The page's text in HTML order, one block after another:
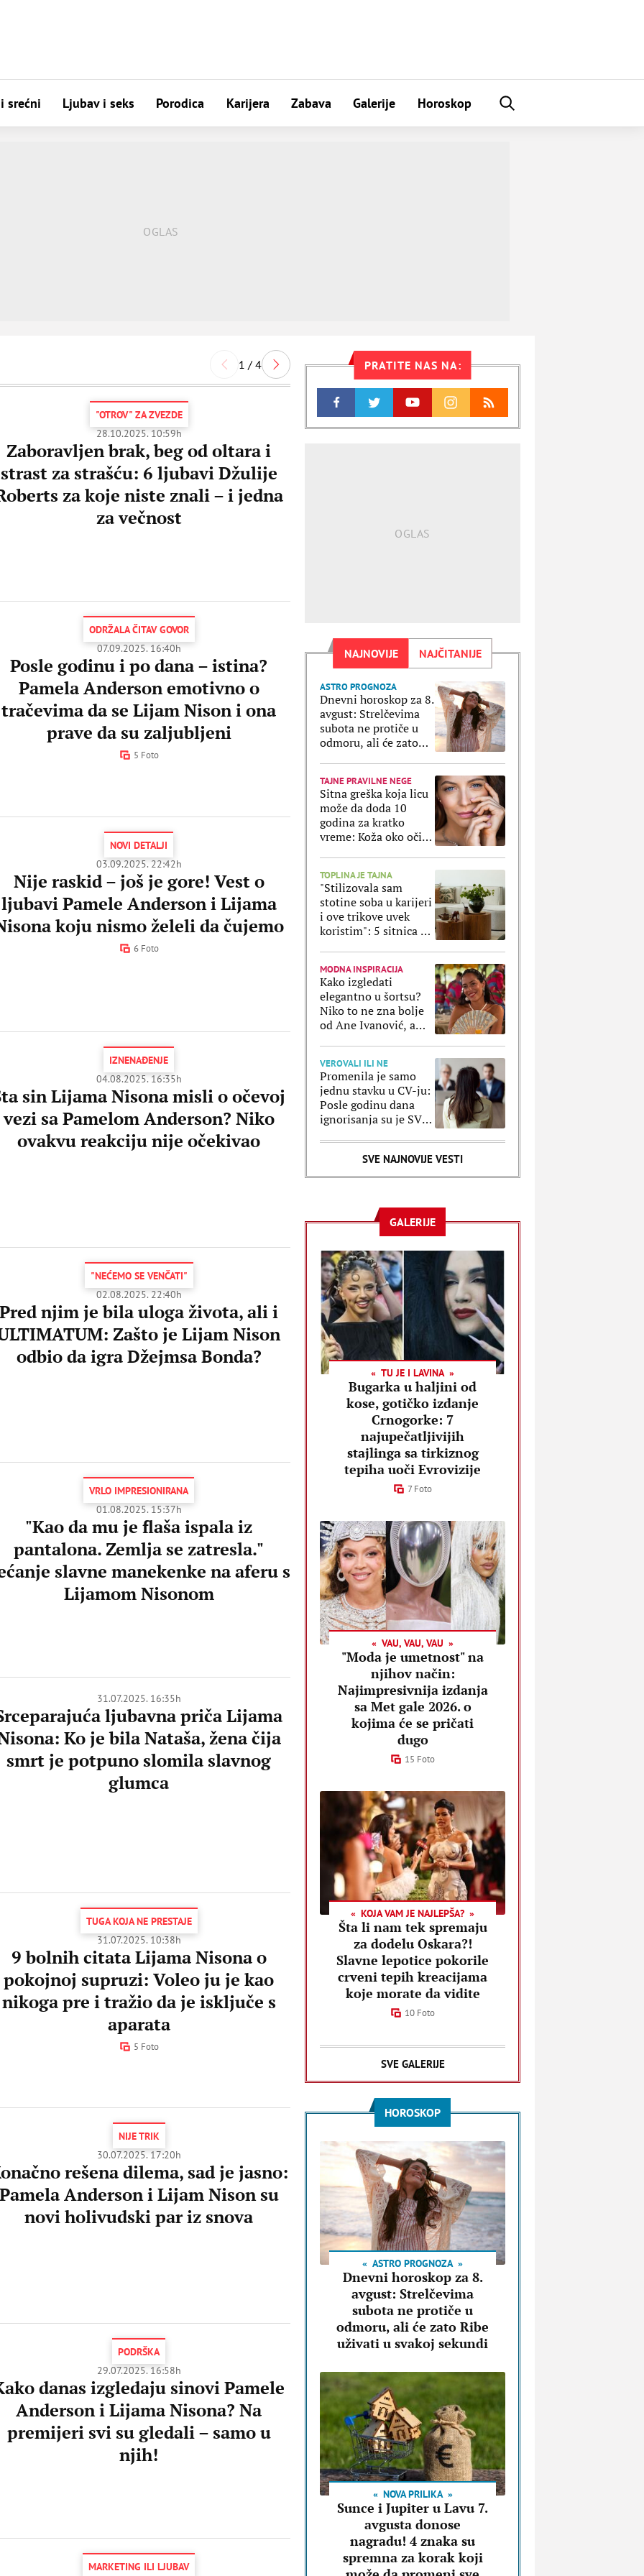
srećni Ljubav i seks Porodica Karijera Zabava Galerije Horoskop
1 / 4
"OTROV" ZA ZVEZDE
28.10.2025. 10:59h
Zaboravljen brak, beg od oltara i
strast za strašću: 6 ljubavi Džulije
za koje niste znali – i jedna
za večnost
ODRŽALA ČITAV GOVOR
07.09.2025. 16:40h
Posle godinu i po dana – istina?
Pamela Anderson emotivno o
tračevima da se Lijam Nison i ona
prave da su zaljubljeni
5 Foto
NOVI DETALJI
03.09.2025. 22:42h
Nije raskid – još je gore! Vest o
ljubavi Pamele Anderson i Lijama
koju nismo želeli da čujemo
6 Foto
IZNENAĐENJE
04.08.2025. 16:35h
sin Lijama Nisona misli o očevoj
vezi sa Pamelom Anderson? Niko
ovakvu reakciju nije očekivao
"NEĆEMO SE VENČATI"
02.08.2025. 22:40h
Pred njim je bila uloga života, ali i
Zašto je Lijam Nison
odbio da igra Džejmsa Bonda?
VRLO IMPRESIONIRANA
01.08.2025. 15:37h
"Kao da mu je flaša ispala iz
pantalona. Zemlja se zatresla."
slavne manekenke na aferu s
Lijamom Nisonom
31.07.2025. 16:35h
ljubavna priča Lijama
Ko je bila Nataša, žena čija
smrt je potpuno slomila slavnog
glumca
TUGA KOJA NE PRESTAJE
31.07.2025. 10:38h
9 bolnih citata Lijama Nisona o
pokojnoj supruzi: Voleo ju je kao
nikoga pre i tražio da je isključe s
aparata
5 Foto
NIJE TRIK
30.07.2025. 17:20h
rešena dilema, sad je jasno:
Anderson i Lijam Nison su
novi holivudski par iz snova
PODRŠKA
29.07.2025. 16:58h
danas izgledaju sinovi Pamele
Anderson i Lijama Nisona? Na
premijeri svi su gledali – samo u
njih!
MARKETING ILI LJUBAV
PRATITE NAS NA:
NAJNOVIJE NAJČITANIJE
ASTRO PROGNOZA
Dnevni horoskop za 8.
avgust: Strelčevima
subota ne protiče u
odmoru, ali će zato
TAJNE PRAVILNE NEGE
Sitna greška koja licu
može da doda 10
godina za kratko
vreme: Koža oko očiju
TOPLINA JE TAJNA
"Stilizovala sam
stotine soba u karijeri
i ove trikove uvek
koristim": 5 sitnica uz
MODNA INSPIRACIJA
Kako izgledati
elegantno u šortsu?
Niko to ne zna bolje
od Ane Ivanović, a
VEROVALI ILI NE
Promenila je samo
jednu stavku u CV-ju:
Posle godinu dana
ignorisanja su je SVI
poražavajući
SVE NAJNOVIJE VESTI
GALERIJE
TU JE I LAVINA
Bugarka u haljini od
kose, gotičko izdanje
Crnogorke: 7
najupečatljivijih
stajlinga sa tirkiznog
tepiha uoči Evrovizije
7 Foto
VAU, VAU, VAU
"Moda je umetnost" na
njihov način:
Najimpresivnija izdanja
sa Met gale 2026. o
kojima će se pričati
dugo
15 Foto
KOJA VAM JE NAJLEPŠA?
Šta li nam tek spremaju
za dodelu Oskara?!
Slavne lepotice pokorile
crveni tepih kreacijama
koje morate da vidite
10 Foto
SVE GALERIJE
HOROSKOP
ASTRO PROGNOZA
Dnevni horoskop za 8.
avgust: Strelčevima
subota ne protiče u
odmoru, ali će zato Ribe
uživati u svakoj sekundi
NOVA PRILIKA
Sunce i Jupiter u Lavu 7.
avgusta donose
nagradu! 4 znaka su
spremna za korak koji